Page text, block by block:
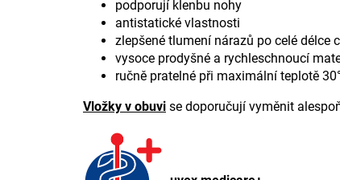
podporují klenbu nohy
antistatické vlastnosti
zlepšené tlumení nárazů po celé délce
vysoce prodyšné a rychleschnoucí
ručně pratelné při maximální teplotě
Vložky v obuvi se doporučují vyměnit